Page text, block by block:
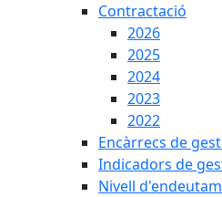
Contractació
2026
2025
2024
2023
2022
Encàrrecs de
Indicadors de
Nivell